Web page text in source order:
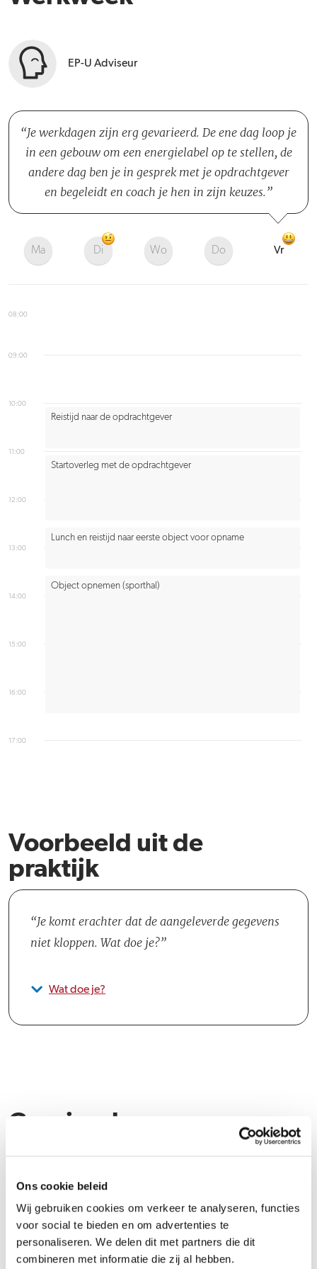
Ons cookie beleid
Wij gebruiken cookies om verkeer te analyseren, functies
voor social te bieden en om advertenties te
personaliseren. We delen dit met partners die dit
combineren met informatie die zij al hebben.
EP-U Adviseur
Je werkdagen zijn erg gevarieerd. De ene dag loop je
in een gebouw om een energielabel op te stellen, de
andere dag ben je in gesprek met je opdrachtgever
en begeleidt en coach je hen in zijn keuzes.
Ma Di Wo Do Vr
08:00
09:00
10:00
11:00
12:00
13:00
14:00
15:00
16:00
17:00
Reistijd naar de opdrachtgever
Startoverleg met de opdrachtgever
Lunch en reistijd naar eerste object voor opname
Object opnemen (sporthal)
Voorbeeld uit de
praktijk
Je komt erachter dat de aangeleverde gegevens
niet kloppen. Wat doe je?
Wat doe je?
Groeipad
waarbij jij de kansen voor je eigen ontwikkeling grijpt. Er is volop
ruimte voor zowel professionele als persoonlijke groei, binnen én
buiten je vakgebied. Door deze aanpak stimuleert Inspectrum niet
alleen jouw carrière, maar ook je persoonlijke ontwikkeling, zodat